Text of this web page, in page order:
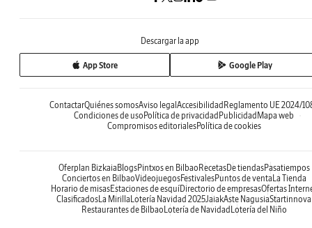
Descargar la app
App Store Google Play
ContactarQuiénes somosAviso legal Accesibilidad Reglamento UE 2024/
Condiciones de uso Política de privacidad Publicidad Mapa web
Compromisos editorialesPolítica de cookies
Oferplan Bizkaia BlogsPintxos en Bilbao RecetasDe tiendasPasatiempos
Conciertos en BilbaoVideojuegosFestivalesPuntos de venta La Tienda
Horario de misasEstaciones de esquíDirectorio de empresasOfertas
ClasificadosLa Mirilla Lotería Navidad 2025JaiakAste NagusiaStartinnova
Restaurantes de Bilbao Lotería de Navidad Lotería del Niño